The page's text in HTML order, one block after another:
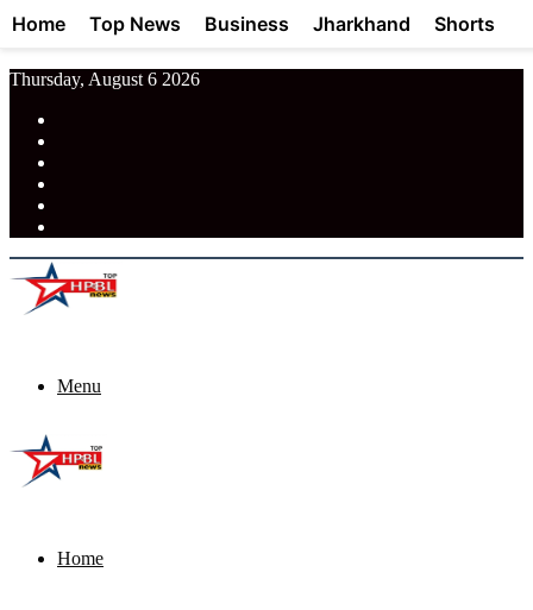
Thursday, August 6 2026
Menu
Home
Home Top News Business Jharkhand Shorts